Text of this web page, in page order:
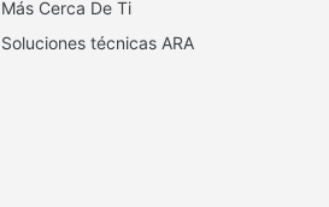
Más Cerca De Ti
Soluciones técnicas ARA